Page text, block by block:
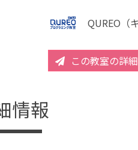
QUREO（
この教室の詳
情報